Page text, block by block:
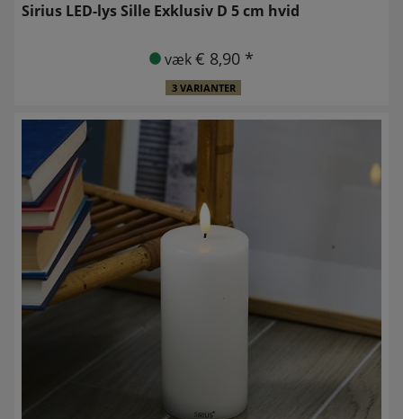
Sirius LED-lys Sille Exklusiv D 5 cm hvid
væk€ 8,90 *
3 VARIANTER